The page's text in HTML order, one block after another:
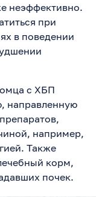
неэффективно.
при
в поведении
с ХБП
направленную
например,
Также
корм,
почек.